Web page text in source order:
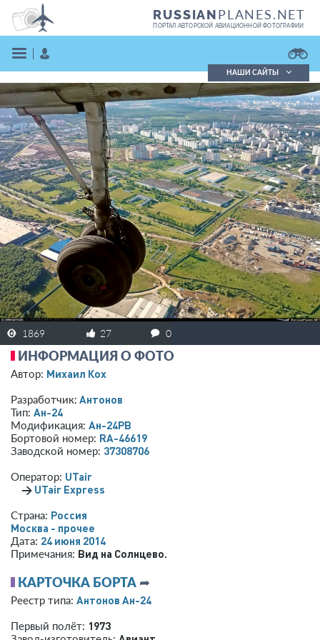
RUSSIANPLANES.NET
ПОРТАЛ АВТОРСКОЙ АВИАЦИОННОЙ ФОТОГРАФИИ
ВОЙТИ
ЗАРЕГИСТРИРОВАТЬСЯ
Поиск фотографий
Поиск в реестре
Кратко
Подробно
НАШИ САЙТЫ
1869 27 0
ИНФОРМАЦИЯ О ФОТО
Автор: Михаил Кох
Разработчик: Антонов
Тип: Ан-24
Модификация: Ан-24РВ
Бортовой номер: RA-46619
Заводской номер: 37308706
Оператор: UTair
→ UTair Express
Страна: Россия
Москва - прочее
Дата: 24 июня 2014
Примечания: Вид на Солнцево.
КАРТОЧКА БОРТА ➦
Реестр типа: Антонов Ан-24
Первый полёт: 1973